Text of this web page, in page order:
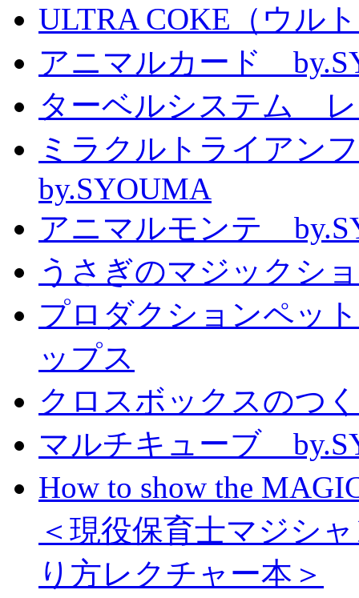
ULTRA COKE（ウル
アニマルカード
ターベルシステム
ミラクルトライアン
by.SYOUMA
アニマルモンテ
うさぎのマジックシ
プロダクションペッ
ップス
クロスボックスのつ
マルチキューブ
How to show the
＜現役保育士マジシ
り方レクチャー本＞